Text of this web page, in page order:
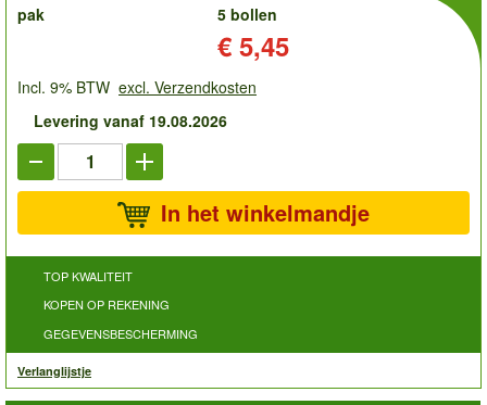
order
pak
5 bollen
€ 5,45
Incl. 9% BTW excl. Verzendkosten
Levering vanaf 19.08.2026
In het winkelmandje
TOP KWALITEIT
KOPEN OP REKENING
GEGEVENSBESCHERMING
Verlanglijstje